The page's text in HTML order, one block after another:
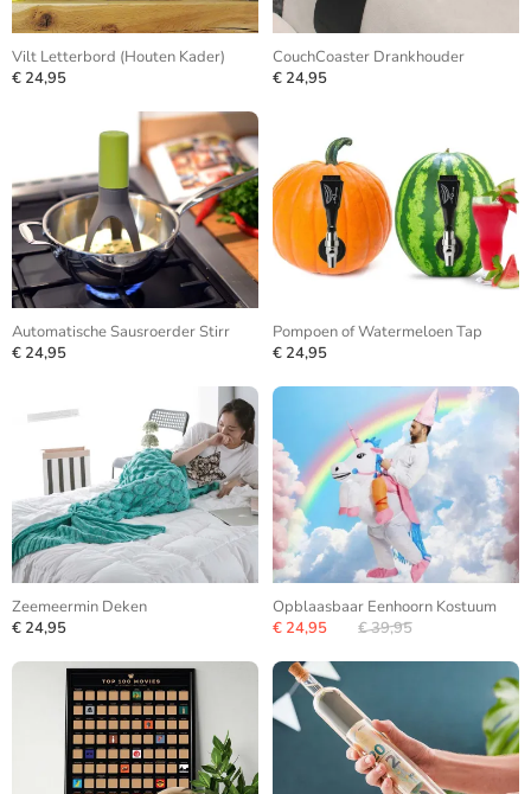
Vilt Letterbord (Houten Kader)
€ 24,95
CouchCoaster Drankhouder
€ 24,95
Automatische Sausroerder Stirr
€ 24,95
Pompoen of Watermeloen Tap
€ 24,95
Zeemeermin Deken
€ 24,95
Opblaasbaar Eenhoorn Kostuum
€ 24,95
€ 39,95